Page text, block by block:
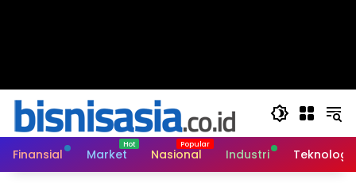
Finansial Market Nasional Industri Teknologi